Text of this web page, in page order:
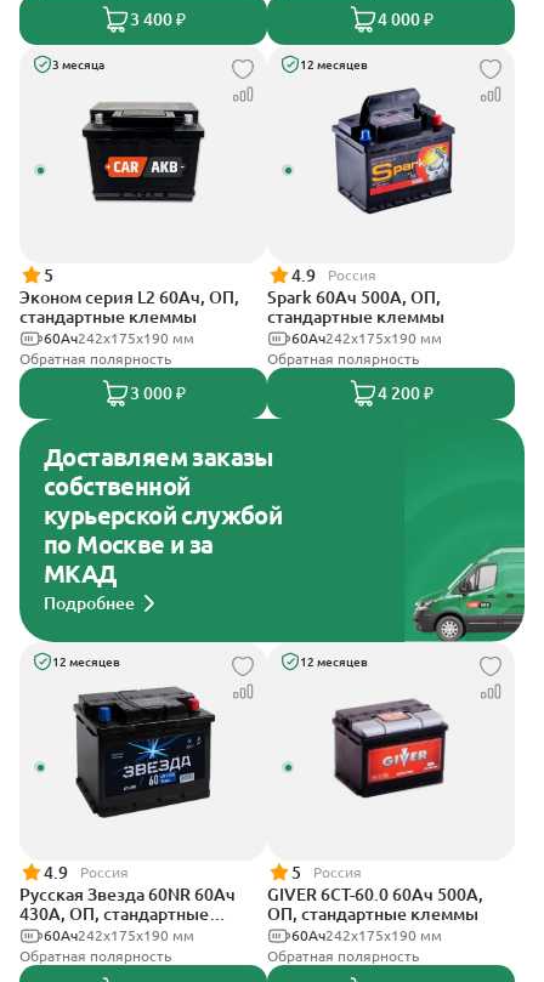
3 400 ₽ 4 000 ₽
3 месяца
5
Эконом серия L2 60Ач, ОП,
стандартные клеммы
242х175х190 мм
60Ач
Обратная полярность
3 000 ₽
12 месяцев
4.9 Россия
Spark 60Ач 500А, ОП,
стандартные клеммы
242х175х190 мм
60Ач
Обратная полярность
4 200 ₽
Доставляем заказы
собственной
курьерской службой
по Москве и за
МКАД
Подробнее
12 месяцев
4.9 Россия
Русская Звезда 60NR 60Ач
430А, ОП, стандартные
клеммы242x175x190 мм
60Ач
Обратная полярность
12 месяцев
5 Россия
GIVER 6СТ-60.0 60Ач 500А,
ОП, стандартные клеммы
242х175х190 мм
60Ач
Обратная полярность